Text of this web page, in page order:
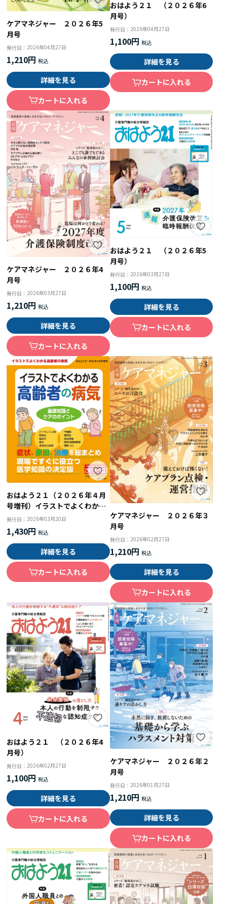
ケアマネジャー ２０２６年5
月号
発行日：2026年04月27日
1,210円
詳細を見る
カートに入れる
おはよう２１ （２０２６年6
月号）
発行日： 2026年04月27日
1,100円
詳細を見る
カートに入れる
ケアマネジャー ２０２６年4
月号
発行日：2026年03月27日
1,210円
詳細を見る
カートに入れる
おはよう２１ （２０２６年5
月号）
発行日： 2026年03月27日
1,100円
詳細を見る
カートに入れる
おはよう２１（２０２６年４月
号増刊）イラストでよくわかる
高齢者の病気 基礎知識とケア
のポイント
発行日：2026年03月20日
1,430円
詳細を見る
カートに入れる
ケアマネジャー ２０２６年３
月号
発行日： 2026年02月27日
1,210円
詳細を見る
カートに入れる
おはよう２１ （２０２６年4
月号）
発行日：2026年02月27日
1,100円
詳細を見る
カートに入れる
ケアマネジャー ２０２６年２
月号
発行日： 2026年01月27日
1,210円
詳細を見る
カートに入れる